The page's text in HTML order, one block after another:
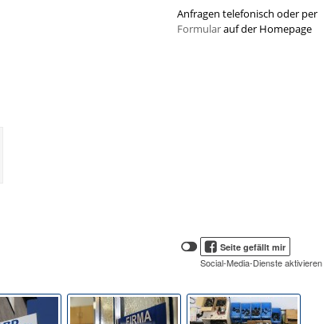
Anfragen telefonisch oder per
Formularauf der Homepage
Klicken
Sie
Social-
Media-
Schaltflächen
Klicken
Sie
das
Facebook
Seite gefällt mir
Social-Media-Dienste aktivieren